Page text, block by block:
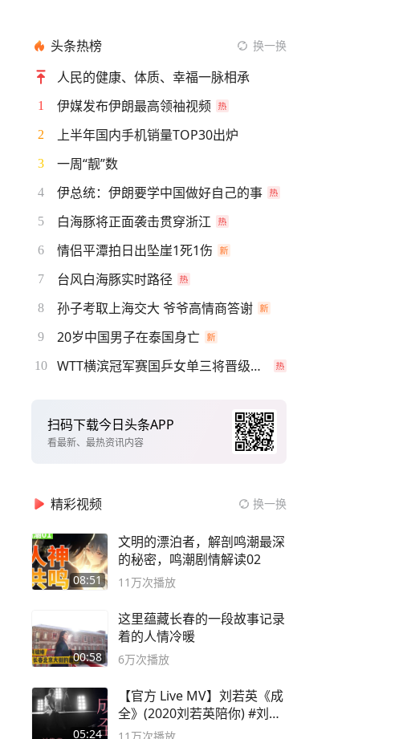
头条热榜 换一换
人民的健康、体质、幸福一脉相承
1 伊媒发布伊朗最高领袖视频
2 上半年国内手机销量TOP30出炉
3 一周“靓”数
4 伊总统：伊朗要学中国做好自己的事
5 白海豚将正面袭击贯穿浙江
6 情侣平潭拍日出坠崖1死1伤
7 台风白海豚实时路径
8 孙子考取上海交大 爷爷高情商答谢
9 20岁中国男子在泰国身亡
10 WTT横滨冠军赛国乒女单三将晋级四强
扫码下载今日头条APP
看最新、最热资讯内容
精彩视频 换一换
08:51
文明的漂泊者，解剖鸣潮最深
的秘密，鸣潮剧情解读02
11万次播放
00:58
这里蕴藏长春的一段故事记录
着的人情冷暖
6万次播放
05:24
【官方 Live MV】刘若英《成
全》(2020刘若英陪你) #刘若
英 #成全